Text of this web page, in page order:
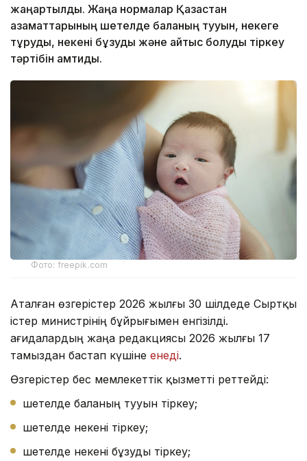
жаңартылды. Жаңа нормалар Қазақстан
азаматтарының шетелде баланың тууын, некеге
тұруды, некені бұзуды және қайтыс болуды тіркеу
тәртібін қамтиды.
Фото: freepik.com
Аталған өзгерістер 2026 жылғы 30 шілдеде Сыртқы
істер министрінің бұйрығымен енгізілді.
Қағидалардың жаңа редакциясы 2026 жылғы 17
тамыздан бастап күшіне енеді.
Өзгерістер бес мемлекеттік қызметті реттейді:
шетелде баланың тууын тіркеу;
шетелде некені тіркеу;
шетелде некені бұзуды тіркеу;